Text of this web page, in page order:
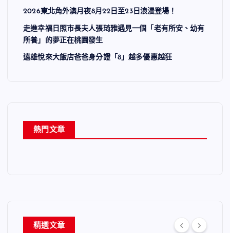
2026東北角外澳月夜8月22日至23日浪漫登場！
走進幸福日照市長夫人張琦雅遇見一個「老有所安、幼有
所養」的夢正在桃園發生
遠雄悅來大飯店爸爸身分證「8」越多優惠越狂
熱門文章
精選文章